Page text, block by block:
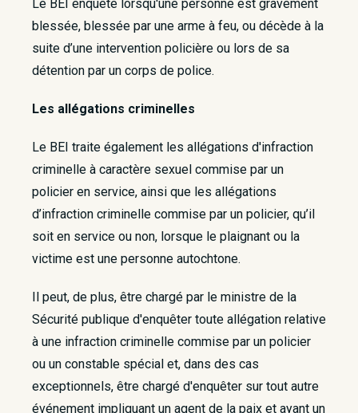
Le BEI enquête lorsqu'une personne est gravement
blessée, blessée par une arme à feu, ou décède à la
suite d’une intervention policière ou lors de sa
détention par un corps de police.
Les allégations criminelles
Le BEI traite également les allégations d'infraction
criminelle à caractère sexuel commise par un
policier en service, ainsi que les allégations
d’infraction criminelle commise par un policier, qu’il
soit en service ou non, lorsque le plaignant ou la
victime est une personne autochtone.
Il peut, de plus, être chargé par le ministre de la
Sécurité publique d'enquêter toute allégation relative
à une infraction criminelle commise par un policier
ou un constable spécial et, dans des cas
exceptionnels, être chargé d'enquêter sur tout autre
événement impliquant un agent de la paix et ayant un